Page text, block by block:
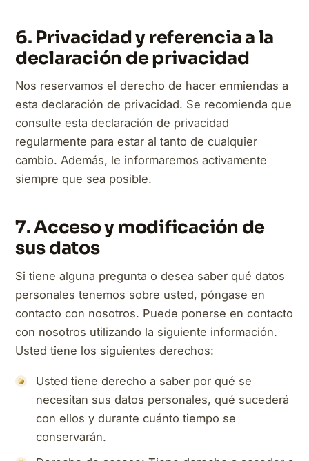
6. Privacidad y referencia a la
declaración de privacidad
Nos reservamos el derecho de hacer enmiendas a
esta declaración de privacidad. Se recomienda que
consulte esta declaración de privacidad
regularmente para estar al tanto de cualquier
cambio. Además, le informaremos activamente
siempre que sea posible.
7. Acceso y modificación de
sus datos
Si tiene alguna pregunta o desea saber qué datos
personales tenemos sobre usted, póngase en
contacto con nosotros. Puede ponerse en contacto
con nosotros utilizando la siguiente información.
Usted tiene los siguientes derechos:
Usted tiene derecho a saber por qué se
necesitan sus datos personales, qué sucederá
con ellos y durante cuánto tiempo se
conservarán.